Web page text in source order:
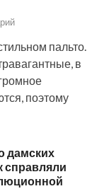
пальто.
в
поэтому
дамских
справляли